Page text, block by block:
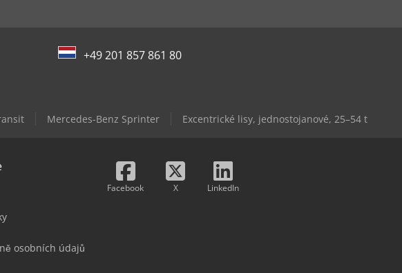
+49 201 857 861 80
Mercedes-Benz Sprinter Excentrické lisy, jednostojanové, 25–54 t
osobních údajů
Facebook X LinkedIn